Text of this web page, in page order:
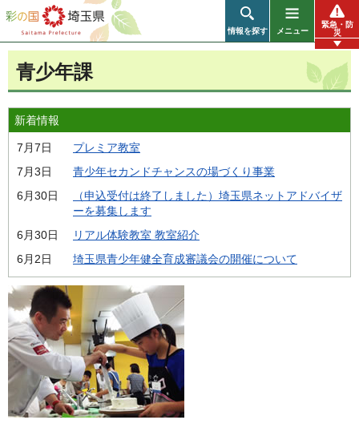
彩の国 埼玉県
情報を探す メニュー
緊急・防
災
青少年課
新着情報
7月7日
プレミア教室
7月3日
青少年セカンドチャンスの場づくり事業
6月30日
（申込受付は終了しました）埼玉県ネットアドバイザ
ーを募集します
6月30日
リアル体験教室 教室紹介
6月2日
埼玉県青少年健全育成審議会の開催について